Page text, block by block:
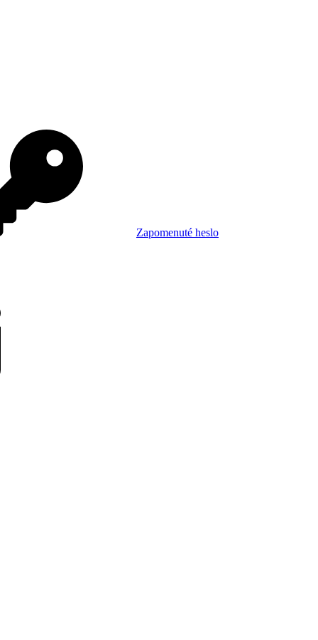
Zapomenuté heslo